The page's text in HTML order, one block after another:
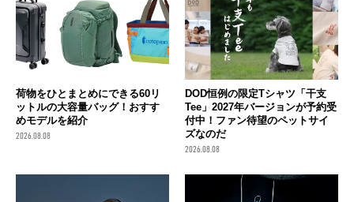
荷物をひとまとめにできる60リ
ットルの大容量バッグ！おすす
めモデルを紹介
2026.08.08
DOD恒例の限定Tシャツ「干支
Tee」2027年バージョンが予約受
付中！ファン待望のペットサイ
ズなのだ
2026.08.08